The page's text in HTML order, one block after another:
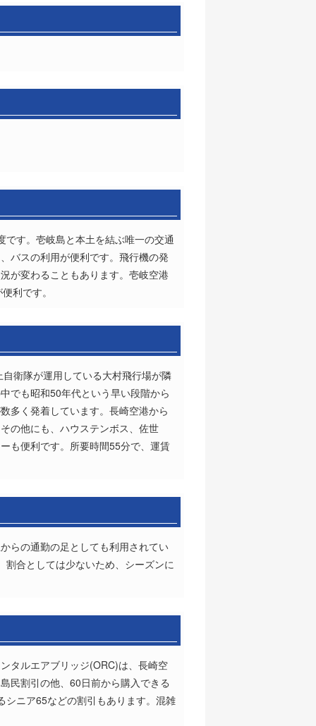
す。壱岐島と本土を結ぶ唯一の交通
バスの利用が便利です。飛行機の発
が変わることもあります。壱岐空港
利です。
衛隊が運用している大村飛行場が隣
でも昭和50年代という早い段階から
多く発着しています。長崎空港から
の他にも、ハウステンボス、佐世
も便利です。所要時間55分で、運賃
らの通勤の足としても利用されてい
合としては少ないため、シーズンに
タルエアブリッジ(ORC)は、長崎空
民割引の他、60日前から購入できる
ニア65などの割引もあります。混雑